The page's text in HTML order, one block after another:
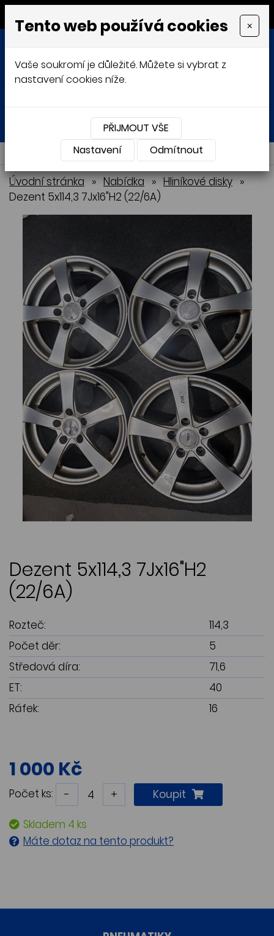
MENU
Přihlásit Košík
NABÍDKA
Úvodní stránka » Nabídka » Hliníkové disky »
Dezent 5x114,3 7Jx16"H2 (22/6A)
Dezent 5x114,3 7Jx16"H2
(22/6A)
Rozteč:
114,3
Počet děr:
5
Středová díra:
71,6
ET:
40
Ráfek:
16
1 000 Kč
Počet ks: - + Koupit
Skladem 4 ks
Máte dotaz na tento produkt?
Tento web používá cookies ×
Vaše soukromí je důležité. Můžete si vybrat z
nastavení cookies níže.
PŘIJMOUT VŠE
Nastavení
Odmítnout